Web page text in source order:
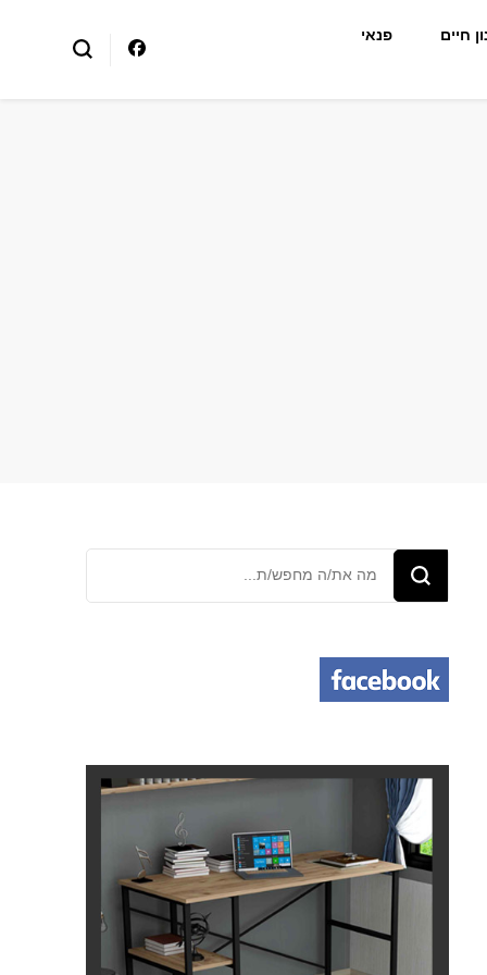
חיים פנאי
מחפש/ת
משהו?